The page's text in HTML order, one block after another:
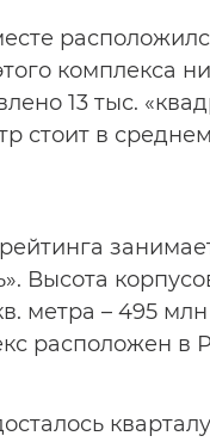
комплекса
13 тыс.
стоит в
Высота
метра – 495
расположен в